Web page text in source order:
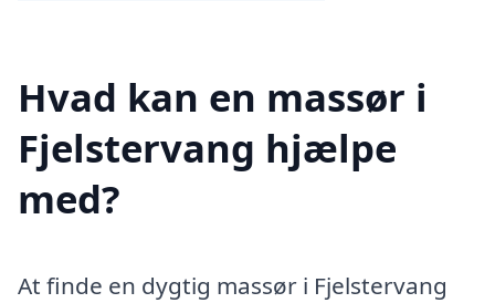
Hvad kan en massør i
Fjelstervang hjælpe
med?
At finde en dygtig massør i Fjelstervang